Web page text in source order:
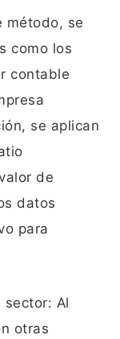
método, se
como los
contable
se aplican
de
datos
para
sector: Al
otras